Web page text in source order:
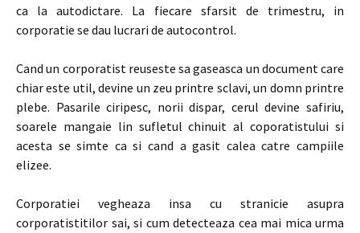
ca la autodictare. La fiecare sfarsit de trimestru, in
corporatie se dau lucrari de autocontrol.
Cand un corporatist reuseste sa gaseasca un document care
chiar este util, devine un zeu printre sclavi, un domn printre
plebe. Pasarile ciripesc, norii dispar, cerul devine safiriu,
soarele mangaie lin sufletul chinuit al coporatistului si
acesta se simte ca si cand a gasit calea catre campiile
elizee.
Corporatiei vegheaza insa cu stranicie asupra
corporatistitilor sai, si cum detecteaza cea mai mica urma